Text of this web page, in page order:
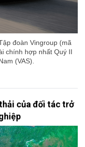
đoàn Vingroup (mã
chính hợp nhất Quý II
(VAS).
của đối tác trở